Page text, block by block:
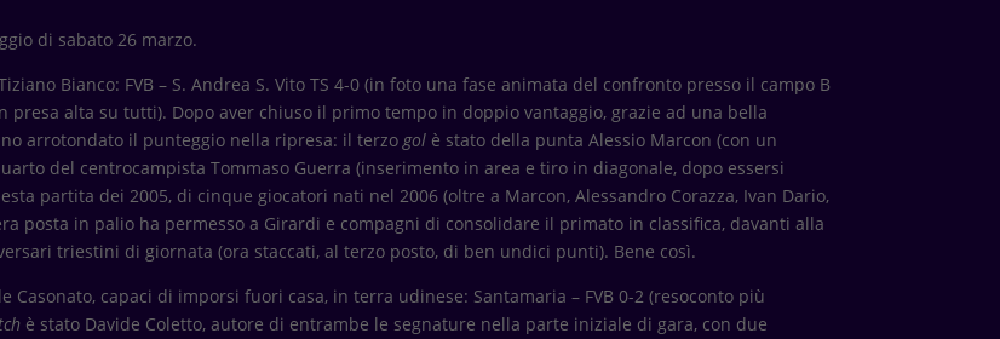
di sabato 26 marzo.
Bianco: FVB – S. Andrea S. Vito TS 4-0 (in foto una fase animata del confronto presso il campo B
presa alta su tutti). Dopo aver chiuso il primo tempo in doppio vantaggio, grazie ad una bella
arrotondato il punteggio nella ripresa: il terzogol è stato della punta Alessio Marcon (con un
del centrocampista Tommaso Guerra (inserimento in area e tiro in diagonale, dopo essersi
partita dei 2005, di cinque giocatori nati nel 2006 (oltre a Marcon, Alessandro Corazza, Ivan Dario,
posta in palio ha permesso a Girardi e compagni di consolidare il primato in classifica, davanti alla
triestini di giornata (ora staccati, al terzo posto, di ben undici punti). Bene così.
Casonato, capaci di imporsi fuori casa, in terra udinese: Santamaria – FVB 0-2 (resoconto più
è stato Davide Coletto, autore di entrambe le segnature nella parte iniziale di gara, con due